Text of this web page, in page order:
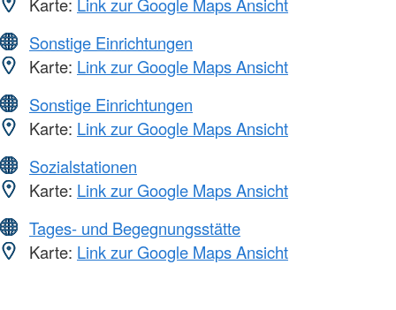
Sonstige Einrichtungen
Karte: Link zur Google Maps Ansicht
Sonstige Einrichtungen
Karte: Link zur Google Maps Ansicht
Sozialstationen
Karte: Link zur Google Maps Ansicht
Tages- und Begegnungsstätte
Karte: Link zur Google Maps Ansicht